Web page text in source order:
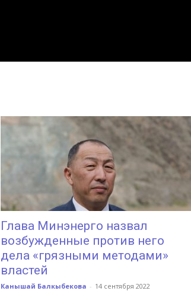
Глава Минэнерго назвал
возбужденные против него
дела «грязными методами»
властей
Канышай Балкыбекова - 14 сентября 2022